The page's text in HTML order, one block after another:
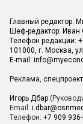
Главный редактор:
Шеф-редактор: Иван
Телефон редакции:
101000, г. Москва,
E-mail:
Реклама,
Игорь Дбар
Email:
Телефон: +7 909